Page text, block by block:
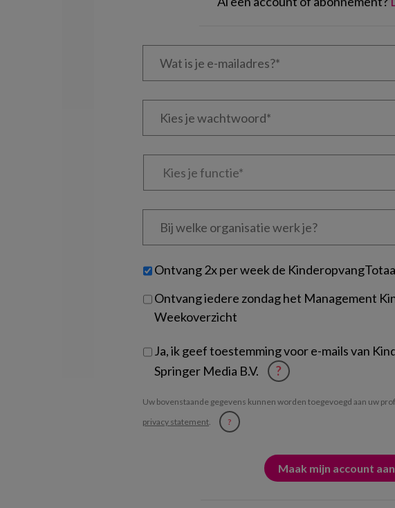
Wat
Kies
Kies
Bij
welke
je?
Untitled
Ontvang 2x per week de
Ontvang iedere zondag het Management
Weekoverzicht
Ja, ik geef toestemming voor e-mails van
Springer Media B.V.
?
Uw bovenstaande gegevens kunnen worden toegevoegd aan uw
privacy statement. ?